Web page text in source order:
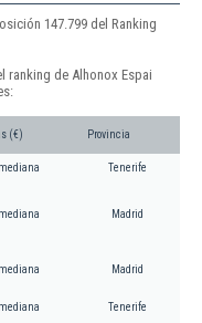
147.799 del Ranking
de Alhonox Espai
(€) Provincia
mediana Tenerife
mediana Madrid
mediana Madrid
mediana Tenerife